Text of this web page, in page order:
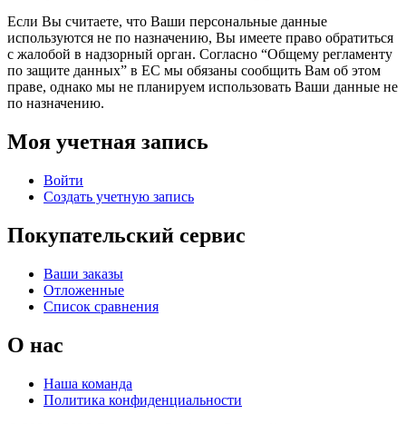
Если Вы считаете, что Ваши персональные данные
используются не по назначению, Вы имеете право обратиться
с жалобой в надзорный орган. Согласно “Общему регламенту
по защите данных” в ЕС мы обязаны сообщить Вам об этом
праве, однако мы не планируем использовать Ваши данные не
по назначению.
Моя учетная запись
Войти
Создать учетную запись
Покупательский сервис
Ваши заказы
Отложенные
Список сравнения
О нас
Наша команда
Политика конфиденциальности